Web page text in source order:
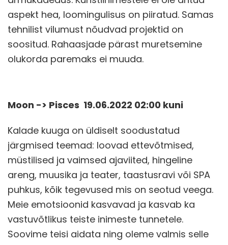
aspekt hea, loomingulisus on piiratud. Samas
tehnilist vilumust nõudvad projektid on
soositud. Rahaasjade pärast muretsemine
olukorda paremaks ei muuda.
Moon -> Pisces 19.06.2022 02:00 kuni
Kalade kuuga on üldiselt soodustatud
järgmised teemad: loovad ettevõtmised,
müstilised ja vaimsed ajaviited, hingeline
areng, muusika ja teater, taastusravi või SPA
puhkus, kõik tegevused mis on seotud veega.
Meie emotsioonid kasvavad ja kasvab ka
vastuvõtlikus teiste inimeste tunnetele.
Soovime teisi aidata ning oleme valmis selle